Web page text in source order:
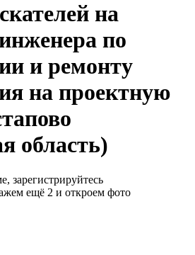
на
по
и ремонту
на проектную
область)
зарегистрируйтесь
ещё 2 и откроем фото